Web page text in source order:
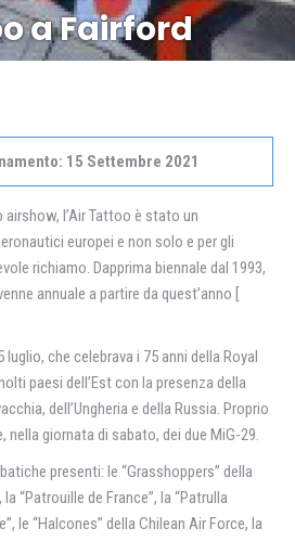
a Fairford
15 Settembre 2021
airshow, l’Air Tattoo è stato un
europei e non solo e per gli
richiamo. Dapprima biennale dal 1993,
annuale a partire da quest’anno [
che celebrava i 75 anni della Royal
paesi dell’Est con la presenza della
dell’Ungheria e della Russia. Proprio
nella giornata di sabato, dei due MiG-29.
presenti: le “Grasshoppers” della
“Patrouille de France”, la “Patrulla
le “Halcones” della Chilean Air Force, la